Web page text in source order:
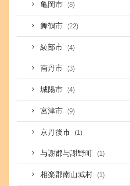
亀岡市 (8)
舞鶴市 (22)
綾部市 (4)
南丹市 (3)
城陽市 (4)
宮津市 (9)
京丹後市 (1)
与謝郡与謝野町 (1)
相楽郡南山城村 (1)